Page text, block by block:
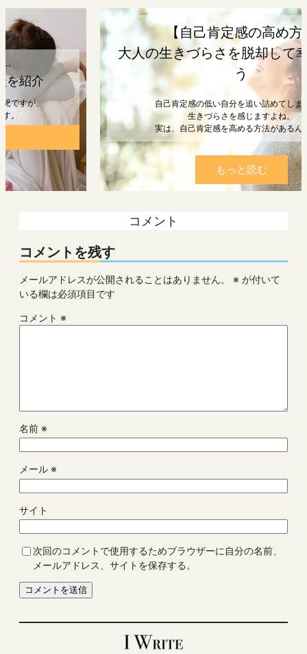
【自己肯定感の高め方】
大人の生きづらさを脱却して幸せになろ
う
自己肯定感の低い自分を追い詰めてしまうと、
生きづらさを感じますよね。
実は、自己肯定感を高める方法があるんです。
もっと読む
コメント
コメントを残す
メールアドレスが公開されることはありません。 ※ が付いて
いる欄は必須項目です
コメント ※
名前 ※
メール ※
サイト
次回のコメントで使用するためブラウザーに自分の名前、
メールアドレス、サイトを保存する。